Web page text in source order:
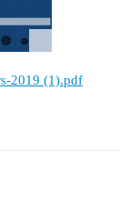
2019 (1).pdf